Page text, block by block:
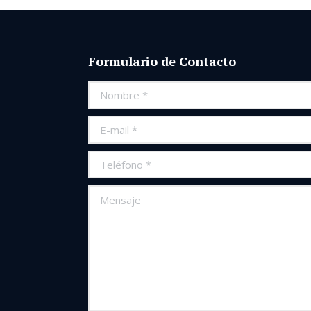
Formulario de Contacto
Nombre *
E-mail *
Teléfono *
Mensaje